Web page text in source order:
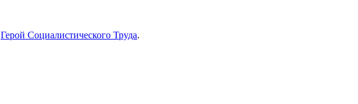
Герой Социалистического Труда.